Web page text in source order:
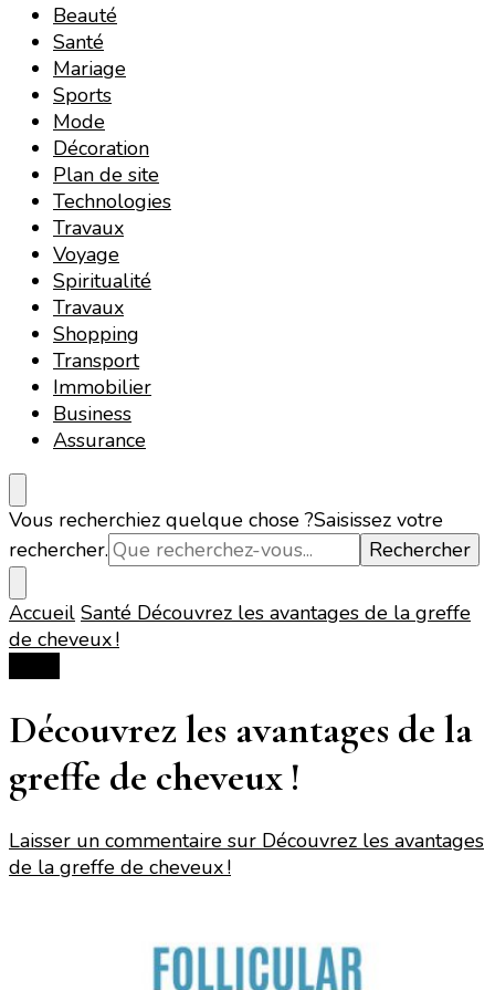
Beauté
Santé
Mariage
Sports
Mode
Décoration
Plan de site
Technologies
Travaux
Voyage
Spiritualité
Travaux
Shopping
Transport
Immobilier
Business
Assurance
Vous recherchiez quelque chose ?Saisissez votre
rechercher.
Accueil Santé Découvrez les avantages de la greffe
de cheveux !
Découvrez les avantages de la
greffe de cheveux !
Laisser un commentaire sur Découvrez les avantages
de la greffe de cheveux !